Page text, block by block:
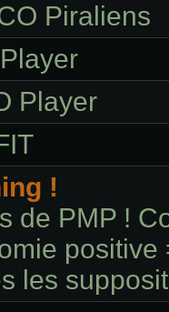
Piraliens
Player
!
de PMP !
les